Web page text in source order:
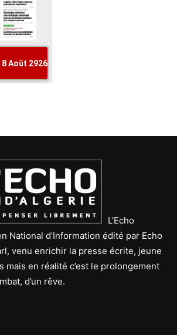
L’Echo
National d’Information édité par Echo
venu enrichir la presse écrite, jeune
mais en réalité c’est le prolongement
d’un rêve.